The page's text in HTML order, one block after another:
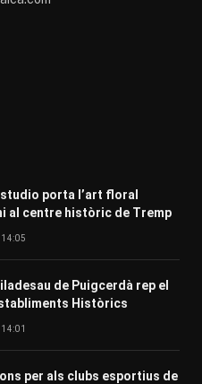
porta l’art floral
al centre històric de Tremp
14:05
de Puigcerdà rep el
Històrics
per als clubs esportius de